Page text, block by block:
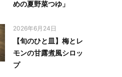
めの夏野菜つゆ」
2026年6月24日
【旬のひと皿】梅とレ
モンの甘露煮風シロッ
プ